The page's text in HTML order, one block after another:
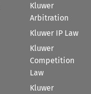
Kluwer
Arbitration
Kluwer IP Law
Kluwer
Competition
Law
Kluwer